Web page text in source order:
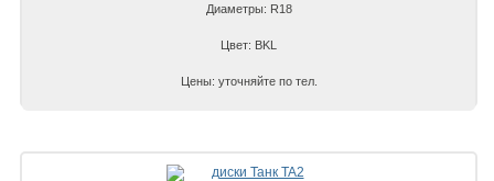
Диаметры: R18
Цвет: BKL
Цены: уточняйте по тел.